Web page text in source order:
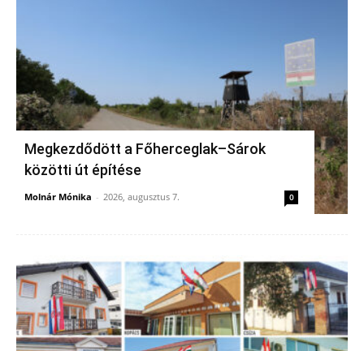
Megkezdődött a Főherceglak–Sárok
közötti út építése
Molnár Mónika - 2026, augusztus 7. 0